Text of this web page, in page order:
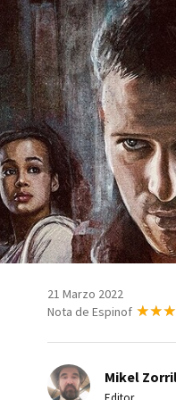
21 Marzo 2022
Nota de Espinof
Mikel